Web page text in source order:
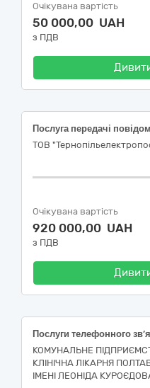
Очікувана вартість
50 000,00 UAH
з ПДВ
ТОВ
Очікувана вартість
920 000,00 UAH
з ПДВ
КОМУНАЛЬНЕ
КЛІНІЧНА ЛІКАРНЯ
ІМЕНІ ЛЕОНІДА